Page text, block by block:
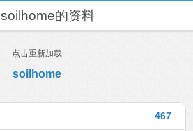
soilhome的资料
点击重新加载
soilhome
467